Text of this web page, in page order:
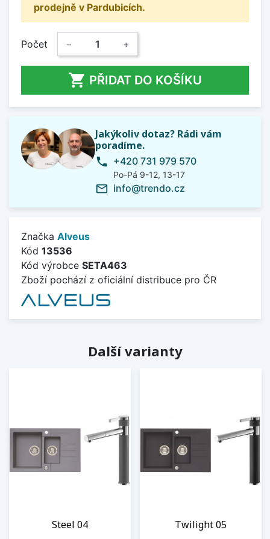
prodejně v Pardubicích.
Počet − +
 PŘIDAT DO KOŠÍKU
Jakýkoliv dotaz? Rádi vám
poradíme.
phone +420 731 979 570
Po-Pá 9-12, 13-17
mail_outline info@trendo.cz
Značka Alveus
Kód 13536
Kód výrobce SETA463
Zboží pochází z oficiální distribuce pro ČR
Další varianty
Steel 04 Twilight 05